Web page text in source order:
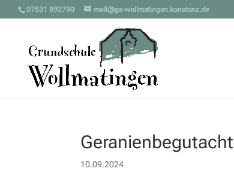
07531 892790 moll@gs-wollmatingen.konstanz.de
10.09.2024